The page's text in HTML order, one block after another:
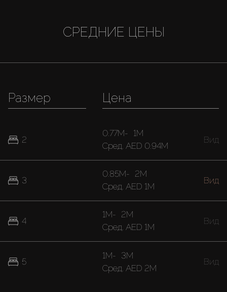
СРЕДНИЕ ЦЕНЫ
Размер
2
3
4
5
Цена
0.77M- 1M
Cред. AED 0.94M
Вид
0.85M- 2M
Cред. AED 1M
Вид
1M- 2M
Cред. AED 1M
Вид
1M- 3M
Cред. AED 2M
Вид